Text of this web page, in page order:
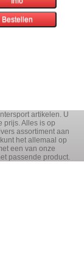
artikelen. U
prijs. Alles is op
assortiment aan
het allemaal op
een van onze
passende product.